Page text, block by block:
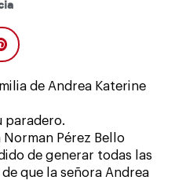
de Andrea Katerine
paradero.
Pérez Bello
de generar todas las
que la señora Andrea